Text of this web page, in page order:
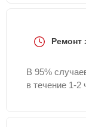
Ремонт
В 95%
в течение 1-2